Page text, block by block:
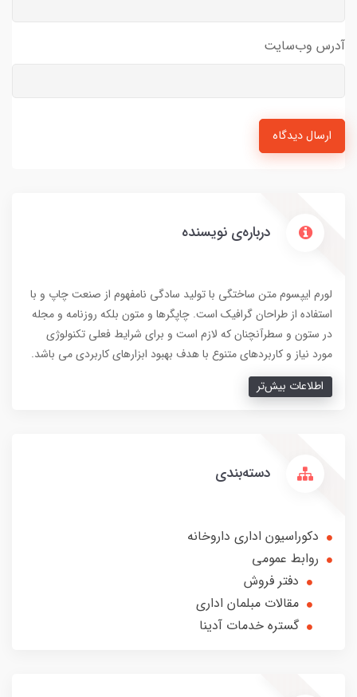
آدرس وب‌سایت
ارسال دیدگاه
درباره‌ی نویسنده
لورم ایپسوم متن ساختگی با تولید سادگی نامفهوم از صنعت چاپ و با
استفاده از طراحان گرافیک است. چاپگرها و متون بلکه روزنامه و مجله
در ستون و سطرآنچنان که لازم است و برای شرایط فعلی تکنولوژی
مورد نیاز و کاربردهای متنوع با هدف بهبود ابزارهای کاربردی می باشد.
اطلاعات بیش‌تر
دسته‌بندی
دکوراسیون اداری داروخانه
روابط عمومی
دفتر فروش
مقالات مبلمان اداری
گستره خدمات آدینا